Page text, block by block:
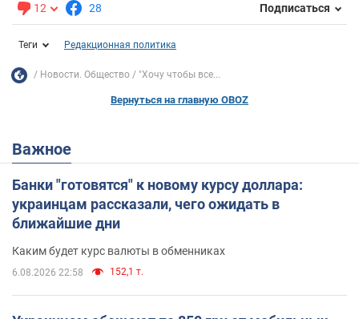
12 28 Подписаться
Теги Редакционная политика
Новости. Общество "Хочу чтобы все...
Вернуться на главную OBOZ
Важное
Банки "готовятся" к новому курсу доллара:
украинцам рассказали, чего ожидать в
ближайшие дни
Каким будет курс валюты в обменниках
6.08.2026 22:58 152,1 т.